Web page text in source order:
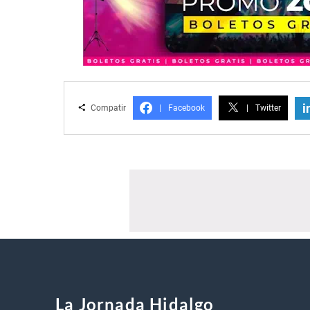
Compatir Facebook Twitter
La Jornada Hidalgo